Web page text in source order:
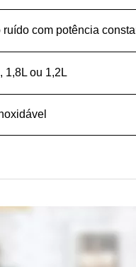
ruído com potência
1,8L ou 1,2L